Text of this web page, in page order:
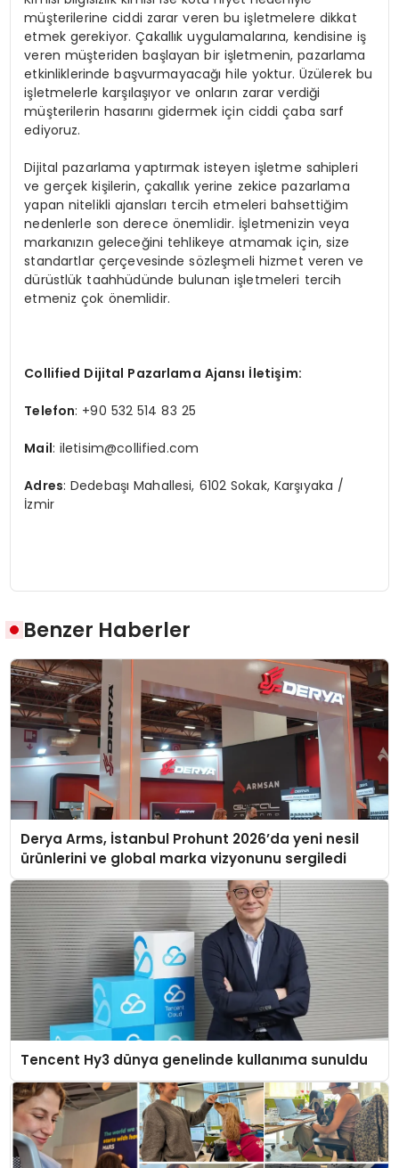
müşterilerine ciddi zarar veren bu işletmelere dikkat
etmek gerekiyor. Çakallık uygulamalarına, kendisine iş
veren müşteriden başlayan bir işletmenin, pazarlama
etkinliklerinde başvurmayacağı hile yoktur. Üzülerek bu
işletmelerle karşılaşıyor ve onların zarar verdiği
müşterilerin hasarını gidermek için ciddi çaba sarf
ediyoruz.
Dijital pazarlama yaptırmak isteyen işletme sahipleri
ve gerçek kişilerin, çakallık yerine zekice pazarlama
yapan nitelikli ajansları tercih etmeleri bahsettiğim
nedenlerle son derece önemlidir. İşletmenizin veya
markanızın geleceğini tehlikeye atmamak için, size
standartlar çerçevesinde sözleşmeli hizmet veren ve
dürüstlük taahhüdünde bulunan işletmeleri tercih
etmeniz çok önemlidir.
Collified Dijital Pazarlama Ajansı İletişim:
Telefon: +90 532 514 83 25
Mail: iletisim@collified.com
Adres: Dedebaşı Mahallesi, 6102 Sokak, Karşıyaka /
İzmir
Benzer Haberler
Derya Arms, İstanbul Prohunt 2026’da yeni nesil
ürünlerini ve global marka vizyonunu sergiledi
Tencent Hy3 dünya genelinde kullanıma sunuldu